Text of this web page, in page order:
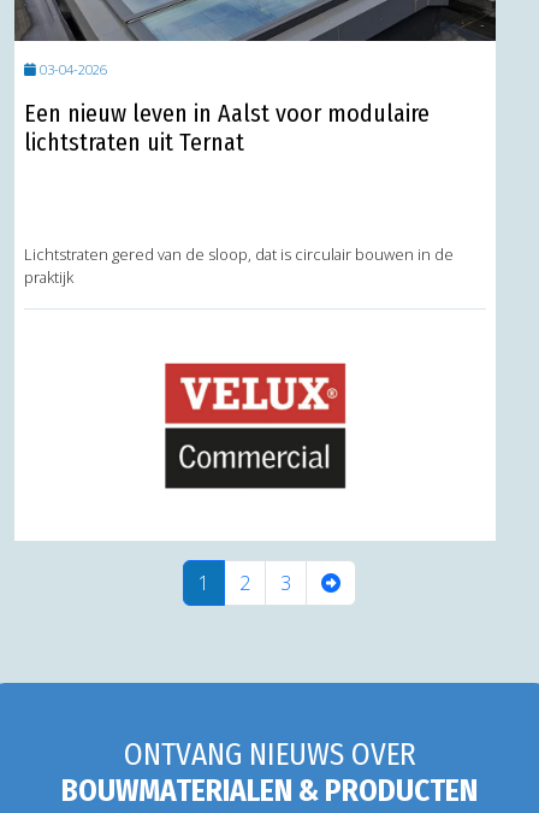
03-04-2026
Een nieuw leven in Aalst voor modulaire
lichtstraten uit Ternat
Lichtstraten gered van de sloop, dat is circulair bouwen in de
praktijk
1 (current)
2 3
ONTVANG NIEUWS OVER
BOUWMATERIALEN & PRODUCTEN